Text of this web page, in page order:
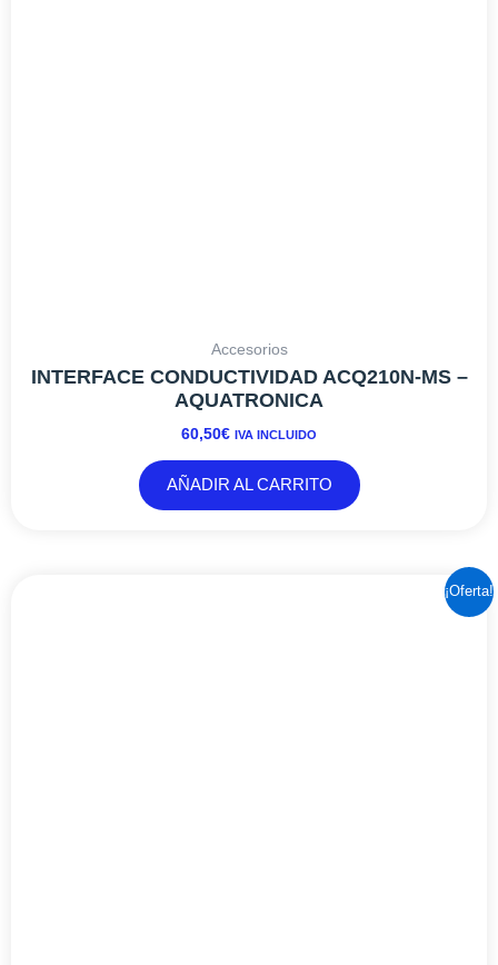
Accesorios
INTERFACE CONDUCTIVIDAD ACQ210N-MS –
AQUATRONICA
60,50€ IVA INCLUIDO
AÑADIR AL CARRITO
¡Oferta!